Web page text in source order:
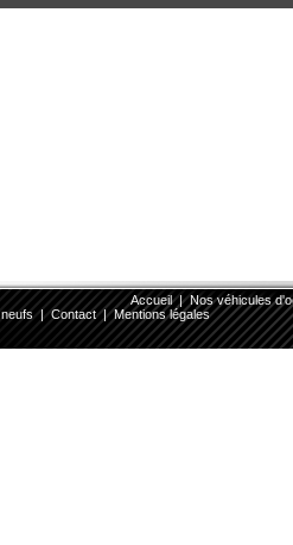
Accueil|Nos véhicules
neufs|Contact|Mentions légales